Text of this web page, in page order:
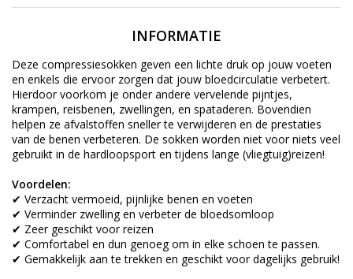
INFORMATIE
Deze compressiesokken geven een lichte druk op jouw voeten
en enkels die ervoor zorgen dat jouw bloedcirculatie verbetert.
Hierdoor voorkom je onder andere vervelende pijntjes,
krampen, reisbenen, zwellingen, en spataderen. Bovendien
helpen ze afvalstoffen sneller te verwijderen en de prestaties
van de benen verbeteren. De sokken worden niet voor niets veel
gebruikt in de hardloopsport en tijdens lange (vliegtuig)reizen!
Voordelen:
✔ Verzacht vermoeid, pijnlijke benen en voeten
✔ Verminder zwelling en verbeter de bloedsomloop
✔ Zeer geschikt voor reizen
✔ Comfortabel en dun genoeg om in elke schoen te passen.
✔ Gemakkelijk aan te trekken en geschikt voor dagelijks gebruik!